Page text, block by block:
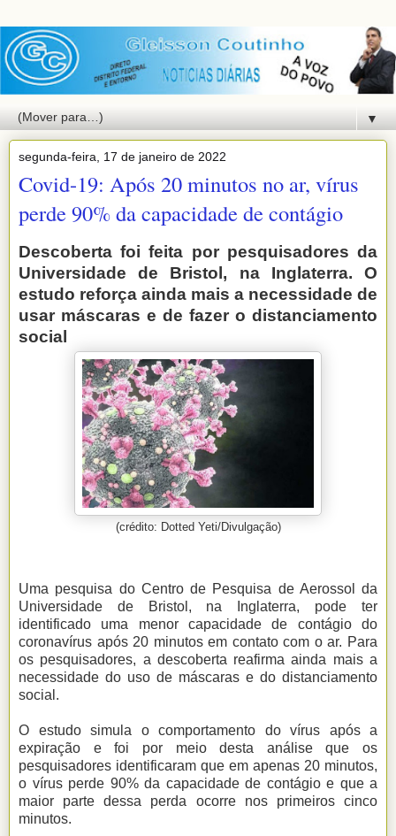
▼
segunda-feira, 17 de janeiro de 2022
Covid-19: Após 20 minutos no ar, vírus
perde 90% da capacidade de contágio
Descoberta foi feita por pesquisadores da
Universidade de Bristol, na Inglaterra. O
estudo reforça ainda mais a necessidade de
usar máscaras e de fazer o distanciamento
social
(crédito: Dotted Yeti/Divulgação)
Uma pesquisa do Centro de Pesquisa de Aerossol da
Universidade de Bristol, na Inglaterra, pode ter
identificado uma menor capacidade de contágio do
coronavírus após 20 minutos em contato com o ar. Para
os pesquisadores, a descoberta reafirma ainda mais a
necessidade do uso de máscaras e do distanciamento
social.
O estudo simula o comportamento do vírus após a
expiração e foi por meio desta análise que os
pesquisadores identificaram que em apenas 20 minutos,
o vírus perde 90% da capacidade de contágio e que a
maior parte dessa perda ocorre nos primeiros cinco
minutos.